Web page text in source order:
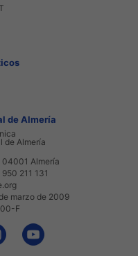
de Almería
de Almería
04001 Almería
211 131
marzo de 2009
F